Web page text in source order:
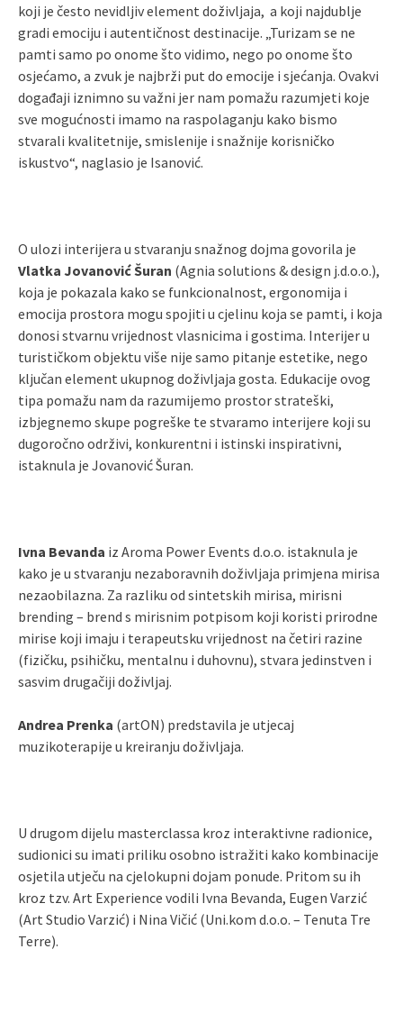
koji je često nevidljiv element doživljaja, a koji najdublje
gradi emociju i autentičnost destinacije. „Turizam se ne
pamti samo po onome što vidimo, nego po onome što
osjećamo, a zvuk je najbrži put do emocije i sjećanja. Ovakvi
događaji iznimno su važni jer nam pomažu razumjeti koje
sve mogućnosti imamo na raspolaganju kako bismo
stvarali kvalitetnije, smislenije i snažnije korisničko
iskustvo“, naglasio je Isanović.
O ulozi interijera u stvaranju snažnog dojma govorila je
Vlatka Jovanović Šuran (Agnia solutions & design j.d.o.o.),
koja je pokazala kako se funkcionalnost, ergonomija i
emocija prostora mogu spojiti u cjelinu koja se pamti, i koja
donosi stvarnu vrijednost vlasnicima i gostima. Interijer u
turističkom objektu više nije samo pitanje estetike, nego
ključan element ukupnog doživljaja gosta. Edukacije ovog
tipa pomažu nam da razumijemo prostor strateški,
izbjegnemo skupe pogreške te stvaramo interijere koji su
dugoročno održivi, konkurentni i istinski inspirativni,
istaknula je Jovanović Šuran.
Ivna Bevanda iz Aroma Power Events d.o.o. istaknula je
kako je u stvaranju nezaboravnih doživljaja primjena mirisa
nezaobilazna. Za razliku od sintetskih mirisa, mirisni
brending – brend s mirisnim potpisom koji koristi prirodne
mirise koji imaju i terapeutsku vrijednost na četiri razine
(fizičku, psihičku, mentalnu i duhovnu), stvara jedinstven i
sasvim drugačiji doživljaj.
Andrea Prenka (artON) predstavila je utjecaj
muzikoterapije u kreiranju doživljaja.
U drugom dijelu masterclassa kroz interaktivne radionice,
sudionici su imati priliku osobno istražiti kako kombinacije
osjetila utječu na cjelokupni dojam ponude. Pritom su ih
kroz tzv. Art Experience vodili Ivna Bevanda, Eugen Varzić
(Art Studio Varzić) i Nina Vičić (Uni.kom d.o.o. – Tenuta Tre
Terre).